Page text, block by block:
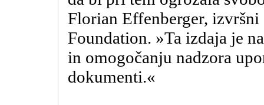
Florian Effenberger,
Foundation. »Ta izdaja je
in omogočanju nadzora
dokumenti.«